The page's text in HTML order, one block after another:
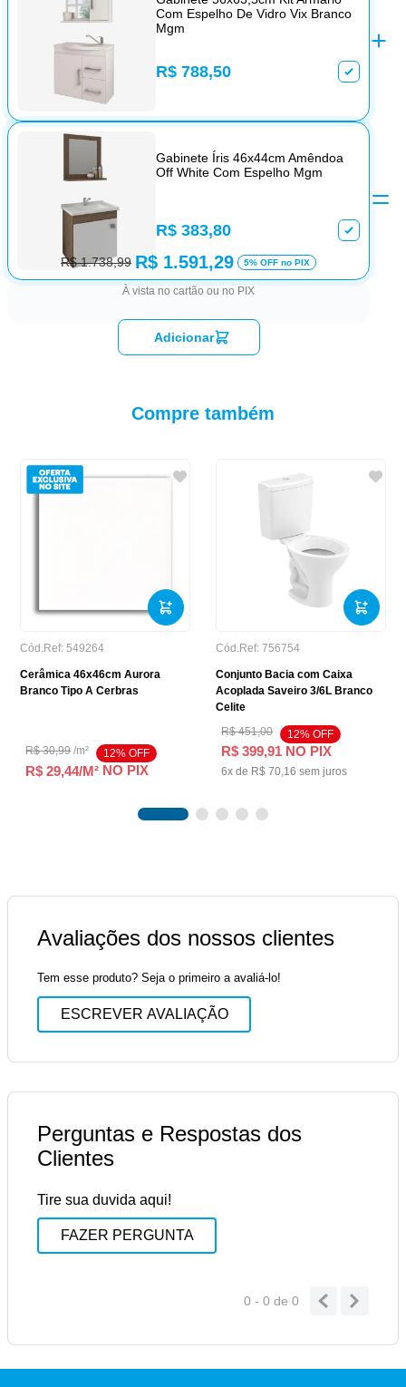
Com Espelho De Vidro Vix Branco
Mgm
R$ 788,50
Gabinete Íris 46x44cm Amêndoa
Off White Com Espelho Mgm
R$ 383,80
R$ 1.738,99 R$ 1.591,29 5% OFF no PIX
À vista no cartão ou no PIX
Adicionar
Compre também
Cód.Ref: 549264
Cerâmica 46x46cm Aurora
Branco Tipo A Cerbras
R$ 30,99/m² 12% OFF
R$ 29,44/M² NO PIX
Cód.Ref: 756754
Conjunto Bacia com Caixa
Acoplada Saveiro 3/6L Branco
Celite
R$ 451,00 12% OFF
R$ 399,91 NO PIX
6x de R$ 70,16 sem juros
Avaliações dos nossos clientes
Tem esse produto? Seja o primeiro a avaliá-lo!
ESCREVER AVALIAÇÃO
Perguntas e Respostas dos
Clientes
Tire sua duvida aqui!
FAZER PERGUNTA
0 - 0 de 0